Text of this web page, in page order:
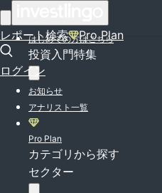
レポート検索 Pro Plan
ログイン
はじめての方はこちら
投資入門特集
お知らせ
アナリスト一覧
Pro Plan
カテゴリから探す
セクター